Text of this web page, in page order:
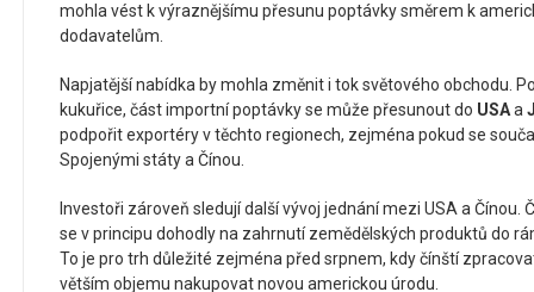
mohla vést k výraznějšímu přesunu poptávky směrem k
dodavatelům.
Napjatější nabídka by mohla změnit i tok světového obchodu.
kukuřice, část importní poptávky se může přesunout do USAa
podpořit exportéry v těchto regionech, zejména pokud se
Spojenými státy a Čínou.
Investoři zároveň sledují další vývoj jednání mezi USA a Čínou.
se v principu dohodly na zahrnutí zemědělských produktů do
To je pro trh důležité zejména před srpnem, kdy čínští
větším objemu nakupovat novou americkou úrodu.